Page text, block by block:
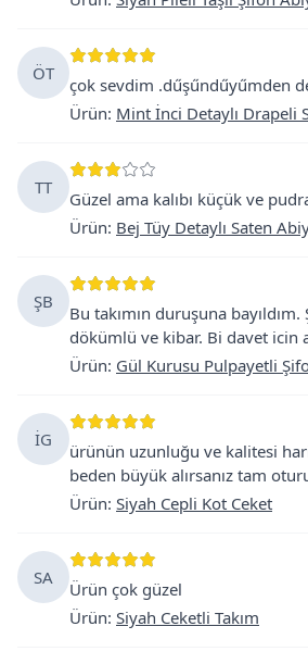
ÖT
çok sevdim .dűşűndűyűmden
Ürün: Mint İnci Detaylı Drapeli
TT
Güzel ama kalıbı küçük ve
Ürün: Bej Tüy Detaylı Saten
ŞB
Bu takımın duruşuna
dökümlü ve kibar. Bi davet icin
Ürün: Gül Kurusu Pulpayetli
İG
ürünün uzunluğu ve kalitesi
beden büyük alırsanız tam
Ürün: Siyah Cepli Kot Ceket
SA
Ürün çok güzel
Ürün: Siyah Ceketli Takım